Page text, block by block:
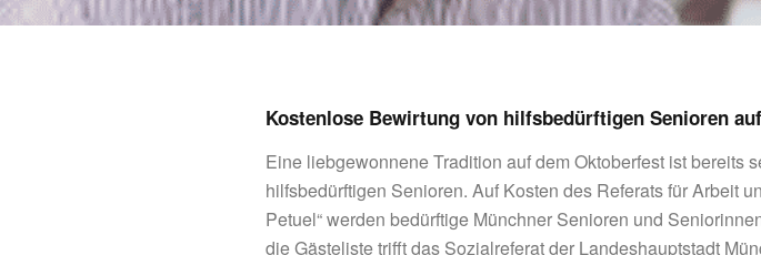
Kostenlose Bewirtung von hilfsbedürftigen Senioren
Eine liebgewonnene Tradition auf dem Oktoberfest ist bereits
hilfsbedürftigen Senioren. Auf Kosten des Referats für Arbeit
Petuel“ werden bedürftige Münchner Senioren und
die Gästeliste trifft das Sozialreferat der Landeshauptstadt